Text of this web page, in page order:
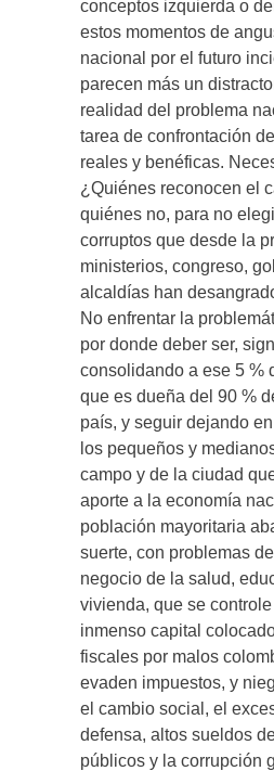
conceptos izquierda o
estos momentos de
nacional por el futuro
parecen más un
realidad del problema
tarea de confrontación
reales y benéficas.
¿Quiénes reconocen el
quiénes no, para no
corruptos que desde la
ministerios, congreso,
alcaldías han
No enfrentar la
por donde deber ser,
consolidando a ese 5 %
que es dueña del 90 %
país, y seguir dejando
los pequeños y
campo y de la ciudad
aporte a la economía
población mayoritaria
suerte, con problemas
negocio de la salud,
vivienda, que se controle
inmenso capital
fiscales por malos
evaden impuestos, y
el cambio social, el
defensa, altos sueldos
públicos y la corrupción